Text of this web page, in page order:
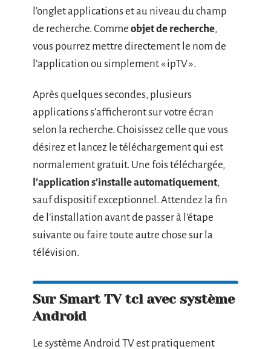
l’onglet applications et au niveau du champ
de recherche. Comme objet de recherche,
vous pourrez mettre directement le nom de
l’application ou simplement « ipTV ».
Après quelques secondes, plusieurs
applications s’afficheront sur votre écran
selon la recherche. Choisissez celle que vous
désirez et lancez le téléchargement qui est
normalement gratuit. Une fois téléchargée,
l’application s’installe automatiquement,
sauf dispositif exceptionnel. Attendez la fin
de l’installation avant de passer à l’étape
suivante ou faire toute autre chose sur la
télévision.
Sur Smart TV tcl avec système
Android
Le système Android TV est pratiquement